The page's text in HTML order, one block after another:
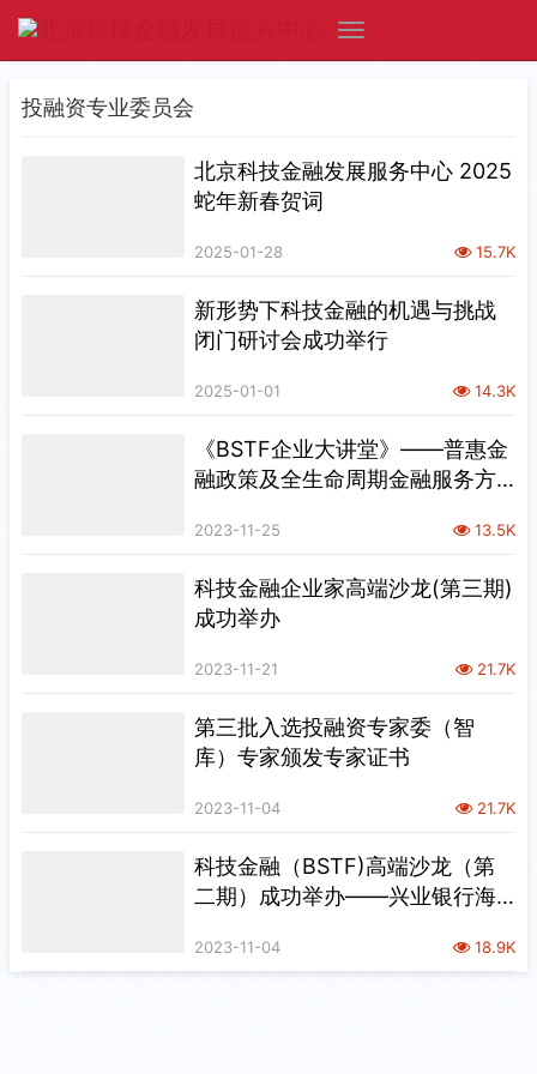
投融资专业委员会
北京科技金融发展服务中心 2025
蛇年新春贺词
2025-01-28 15.7K
新形势下科技金融的机遇与挑战
闭门研讨会成功举行
2025-01-01 14.3K
《BSTF企业大讲堂》——普惠金
融政策及全生命周期金融服务方
2023-11-25 13.5K
科技金融企业家高端沙龙(第三期)
成功举办
2023-11-21 21.7K
第三批入选投融资专家委（智
库）专家颁发专家证书
2023-11-04 21.7K
科技金融（BSTF)高端沙龙（第
二期）成功举办——兴业银行海
2023-11-04 18.9K